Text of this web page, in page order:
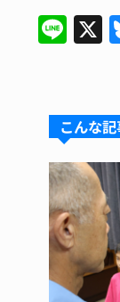
Li X
こんな記